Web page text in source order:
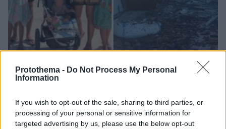
Protothema - Do Not Process My Personal
Information
If you wish to opt-out of the sale, sharing to third parties, or
processing of your personal or sensitive information for
targeted advertising by us, please use the below opt-out
Ζευγάρι Βρετανών με 3 παιδιά πούλησαν τα πάντα
καταστράφηκε από την πυρκαγιά λίγο πριν
μετακομίσουν, φωτογραφίες
05.08.2026, 19:53